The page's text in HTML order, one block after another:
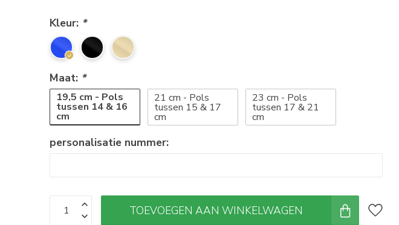
Kleur: *
Maat: *
19,5 cm - Pols
tussen 14 & 16
cm
21 cm - Pols
tussen 15 & 17
cm
23 cm - Pols
tussen 17 & 21
cm
personalisatie nummer:
TOEVOEGEN AAN WINKELWAGEN